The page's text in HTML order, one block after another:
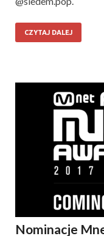
CZYTAJ DALEJ
Nominacje